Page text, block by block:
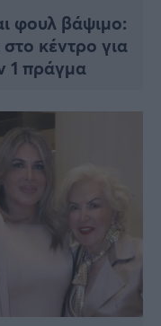
φουλ βάψιμο:
κέντρο για
1 πράγμα